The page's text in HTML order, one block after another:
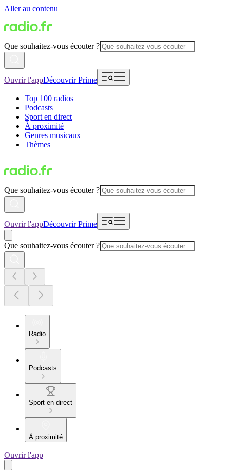
Aller au contenu
Que souhaitez-vous écouter ?
Ouvrir l'appDécouvrir Prime
Top 100 radios
Podcasts
Sport en direct
À proximité
Genres musicaux
Thèmes
Que souhaitez-vous écouter ?
Ouvrir l'appDécouvrir Prime
Que souhaitez-vous écouter ?
Radio
Podcasts
Sport en direct
À proximité
Ouvrir l'app